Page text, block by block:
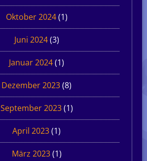
Oktober 2024(1)
Juni 2024(3)
Januar 2024(1)
Dezember 2023(8)
September 2023(1)
April 2023(1)
März 2023(1)